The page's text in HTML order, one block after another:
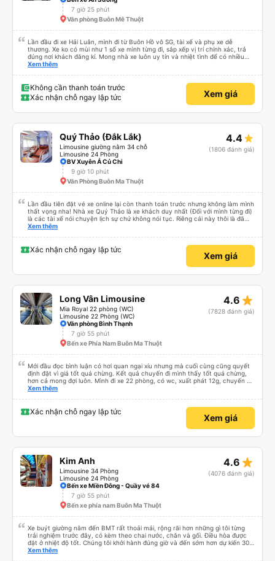
7 giờ 25 phút
Văn phòng Buôn Mê Thuột
Lần đầu đi xe Hải Luân, mình đi từ Buôn Hồ vô SG, tài xế và phụ xe dễ
thương. Xe ko có mùi như 1 số xe mình từng đi, sắp xếp vị trí chính xác, trả
đúng nơi khách đăng kí. Mong nhà xe luôn uy tín và nhiệt tình để có nhiều
khách hàng hơn nữa
Xem thêm
Không cần thanh toán trước
Xác nhận chỗ ngay lập tức
Xem giá
Quý Thảo (Đắk Lắk)
Limousine giường nằm 34 chỗ
Limousine 24 Phòng
4.4
(1806 đánh giá)
BV Xuyên Á Củ Chi
9 giờ 10 phút
Văn Phòng Buôn Ma Thuột
Lần đầu tiên đặt vé xe online lại còn thanh toán trước nhưng không làm mình
thất vọng nha! Nhà xe Quý Thảo là xe khách duy nhất (Đối với mình từng đi)
là các tài xế nói chuyện lịch sự chứ không nói tục. Riêng cái này thôi là đã
đánh giá 5 sao rồi. Chú tài xế còn uống pepsi rất dễ thương chứ không có
Xem thêm
Xác nhận chỗ ngay lập tức
Xem giá
Long Vân Limousine
Mia Royal 22 phòng (WC)
Limousine 22 Phòng (WC)
4.6 star_rate
(7828 đánh giá)
Văn phòng Bình Thạnh
7 giờ 55 phút
Bến xe Phía Nam Buôn Ma Thuột
Mới đầu đọc bình luận có hơi quan ngại xíu nhưng mà cuối cùng cũng quyết
định đặt vì giá tốt quá chừng. Kết quả chuyến đi mình thấy tốt quá chừng,
hơn cả mong đợi luôn. Mình đi xe 22 phòng, có wc, xuất phát 12g, chuyến đi
hôm qua của mình như thế này: 1. Ưu điểm: - Mấy bạn CSKH kỹ tính và dễ
trên xe sạch sẽ. - Phòng nằm không phải mới kin kít nhưng rất sạch sẽ, êm,
nằm thoải mái cho cả 2 người, mình say xe nhưng nằm thoải mái lắm, có thể
đọc sách được nguyên cả chuyến đi luôn mà. - Xuất phát đúng giờ và mình
xa nên tự ra bến. - Mới đầu mình tưởng có trung chuyển dìa Mã Lò nhưng
nhà xe có xin lỗi và báo lại chỉ dừng ở Chu Văn An được thôi. Nếu về Mã Lò
được thì tiện cho mình quá chừng. Do xe dễ thương nên gặp được khách trên
xe ai cũng dễ thương quá luôn, nên chuyến đi hôm qua của mình okela lắm,
hi vọng nhà xe giữ được phong độ như thế này, đừng bị sa sút nha.
Xem thêm
Xác nhận chỗ ngay lập tức
Xem giá
Kim Anh
Limousine 34 Phòng
Limousine 24 Phòng
4.6 star_rate
(4076 đánh giá)
Bến xe Miền Đông - Quầy vé 84
7 giờ 55 phút
Bến xe phía nam Buôn Ma Thuột
Xe buýt giường nằm đến BMT rất thoải mái, rộng rãi hơn những gì tôi từng
trải nghiệm trước đây, có kèm theo chai nước, chăn và gối. Điều hòa được
đặt ở nhiệt độ tốt. Chúng tôi khởi hành đúng giờ và đến sớm hơn dự kiến 30
phút. Tài xế rất tuyệt so với những tài xế khác ở Việt Nam! Không quá nhiều
Xem thêm